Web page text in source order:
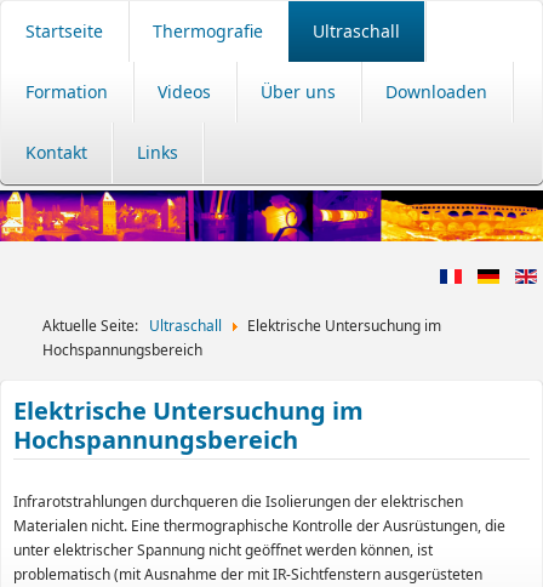
Startseite Thermografie Ultraschall
Formation Videos Über uns Downloaden
Kontakt Links
Aktuelle Seite: Ultraschall
Elektrische Untersuchung im
Hochspannungsbereich
Elektrische Untersuchung im
Hochspannungsbereich
Infrarotstrahlungen durchqueren die Isolierungen der elektrischen
Materialen nicht. Eine thermographische Kontrolle der Ausrüstungen, die
unter elektrischer Spannung nicht geöffnet werden können, ist
problematisch (mit Ausnahme der mit IR-Sichtfenstern ausgerüsteten